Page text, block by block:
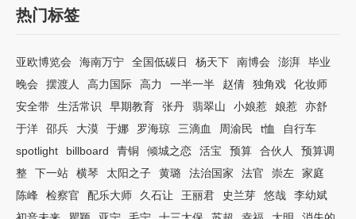
热门标签
亚欧博览会 海南万宁 全国低碳日 杨天下 南博会 澎湃
毕业
晚会
摆渡人 高力国际 高力 一半一半 赵倩 独角戏
化妆师
安全带
生活常识 早期教育 张丹 翡翠山 小娘惹 娘惹
亦舒
于洋
邵兵 大漠 于娜 罗海琼 三滴血 周渝民 t恤
自行车
spotlight
billboard 青铜 倾城之恋 活宝 预算 合伙人
预算调
整
下一站 横琴 太阳之子 黄璐 法治国家 法官 崇左
家庭
陈峰
检察官 配乐大师 久石让 王丽君 史兰芽 悠哉
李幼斌